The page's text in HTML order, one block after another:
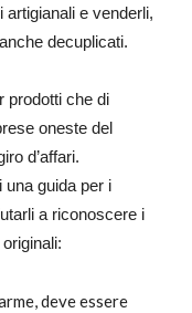
artigianali e venderli,
decuplicati.
prodotti che di
oneste del
d’affari.
una guida per i
a riconoscere i
deve essere